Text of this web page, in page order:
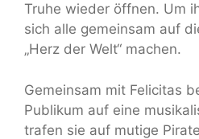
Truhe wieder öffnen. Um
sich alle gemeinsam auf
„Herz der Welt“ machen.
Gemeinsam mit Felicitas
Publikum auf eine
trafen sie auf mutige